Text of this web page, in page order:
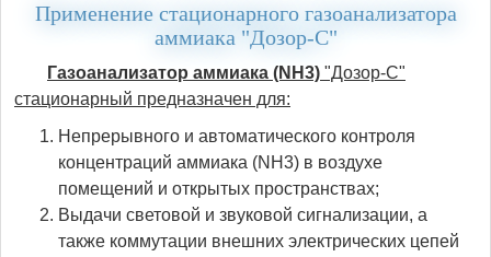
Применение стационарного газоанализатора
аммиака "Дозор-С"
Газоанализатор аммиака (NH3) "Дозор-С"
стационарный предназначен для:
Непрерывного и автоматического контроля
концентраций аммиака (NH3) в воздухе
помещений и открытых пространствах;
Выдачи световой и звуковой сигнализации, а
также коммутации внешних электрических цепей